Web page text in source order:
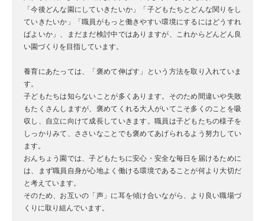
「今後どんな園にしていきたいか」「子どもたちとどんな関りをし
ていきたいか」「職員がもっと働きやすい環境にするにはどうすれ
ばよいか」、まだまだ検討中ではありますが、これからどんどん良
い園づくりを目指しています。
養育にあたっては、「褒めて伸ばす」という方法を取り入れていま
す。
子どもたちは知らないことが多くあります。そのため間違いや失敗
もたくさんしますが、褒めてくれる大人がいてこそ多くのことを吸
収し、自立に向けて成長していきます。職員は子どもたちの様子を
しっかりみて、ささいなことでも褒めてあげられるよう努力してい
ます。
おんちょう園では、子どもたちに安心・安全な毎日を届けるために
は、まず職員自身が心地よく働ける環境であることが何より大切だ
と考えています。
そのため、お互いの「声」に耳を傾け合いながら、より良い職場づ
くりに取り組んでいます。